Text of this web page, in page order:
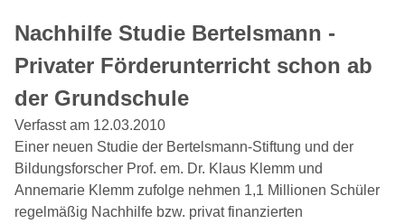
Nachhilfe Studie Bertelsmann -
Privater Förderunterricht schon ab
der Grundschule
Verfasst am 12.03.2010
Einer neuen Studie der Bertelsmann-Stiftung und der
Bildungsforscher Prof. em. Dr. Klaus Klemm und
Annemarie Klemm zufolge nehmen 1,1 Millionen Schüler
regelmäßig Nachhilfe bzw. privat finanzierten